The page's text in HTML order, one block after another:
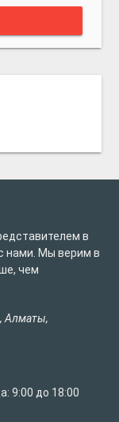
в
нами. Мы верим в
чем
,Алматы,
9:00 до 18:00